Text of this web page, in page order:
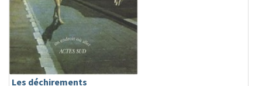
Les déchirements